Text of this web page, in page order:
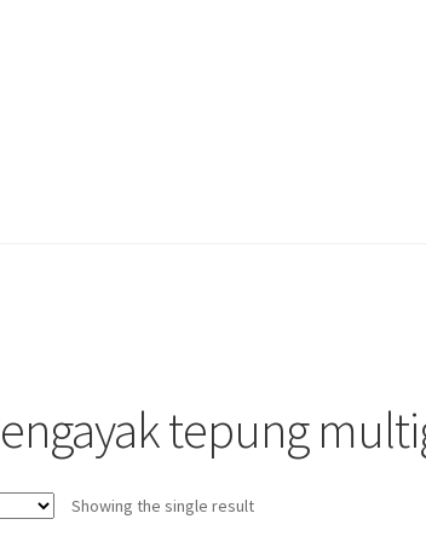
Page
tepung
Showing the single result